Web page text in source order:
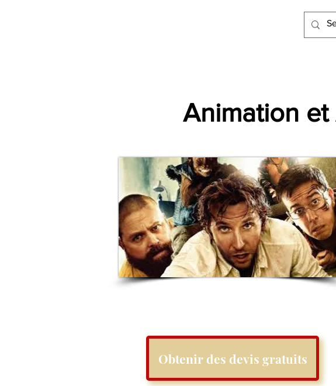
Animation et
Obtenir des devis gratuits